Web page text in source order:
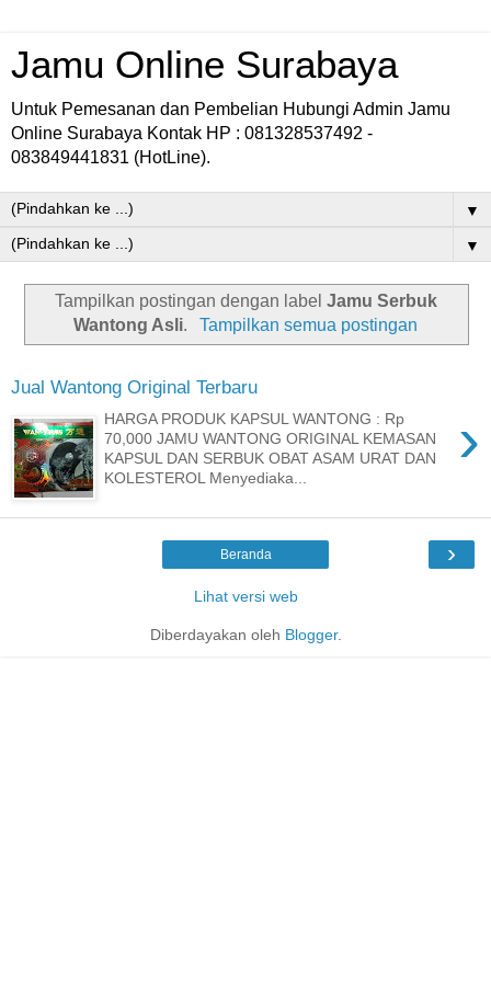
Jamu Online Surabaya
Untuk Pemesanan dan Pembelian Hubungi Admin Jamu
Online Surabaya Kontak HP : 081328537492 -
083849441831 (HotLine).
▼
▼
Tampilkan postingan dengan label Jamu Serbuk
Wantong Asli. Tampilkan semua postingan
Jual Wantong Original Terbaru
›
HARGA PRODUK KAPSUL WANTONG : Rp
70,000 JAMU WANTONG ORIGINAL KEMASAN
KAPSUL DAN SERBUK OBAT ASAM URAT DAN
KOLESTEROL Menyediaka...
›
Beranda
Lihat versi web
Diberdayakan oleh Blogger.